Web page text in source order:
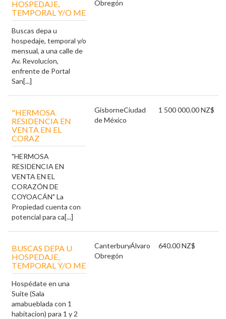
HOSPEDAJE,
TEMPORAL Y/O ME
Buscas depa u
hospedaje, temporal y/o
mensual, a una calle de
Av. Revolucion,
enfrente de Portal
San[...]
Obregón
"HERMOSA
RESIDENCIA EN
VENTA EN EL
CORAZ
"HERMOSA
RESIDENCIA EN
VENTA EN EL
CORAZÓN DE
COYOACÁN" La
Propiedad cuenta con
potencial para ca[...]
GisborneCiudad
de México
1 500 000.00 NZ$
BUSCAS DEPA U
HOSPEDAJE,
TEMPORAL Y/O ME
Hospédate en una
Suite (Sala
amabueblada con 1
habitacion) para 1 y 2
CanterburyÁlvaro
Obregón
640.00 NZ$